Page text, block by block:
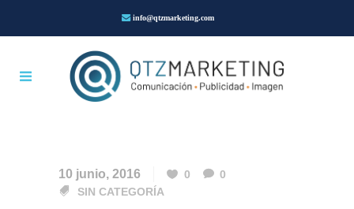
info@qtzmarketing.com
10 junio, 2016 0
0
SIN CATEGORÍA